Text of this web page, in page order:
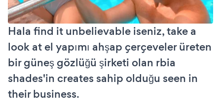
Hala find it unbelievable iseniz, take a
look at el yapımı ahşap çerçeveler üreten
bir güneş gözlüğü şirketi olan rbia
shades'in creates sahip olduğu seen in
their business.